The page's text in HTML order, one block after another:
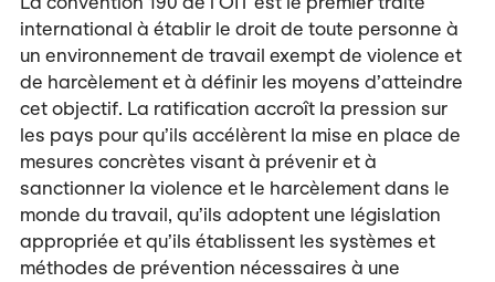
international à établir le droit de toute personne à
un environnement de travail exempt de violence et
de harcèlement et à définir les moyens d’atteindre
cet objectif. La ratification accroît la pression sur
les pays pour qu’ils accélèrent la mise en place de
mesures concrètes visant à prévenir et à
sanctionner la violence et le harcèlement dans le
monde du travail, qu’ils adoptent une législation
appropriée et qu’ils établissent les systèmes et
méthodes de prévention nécessaires à une